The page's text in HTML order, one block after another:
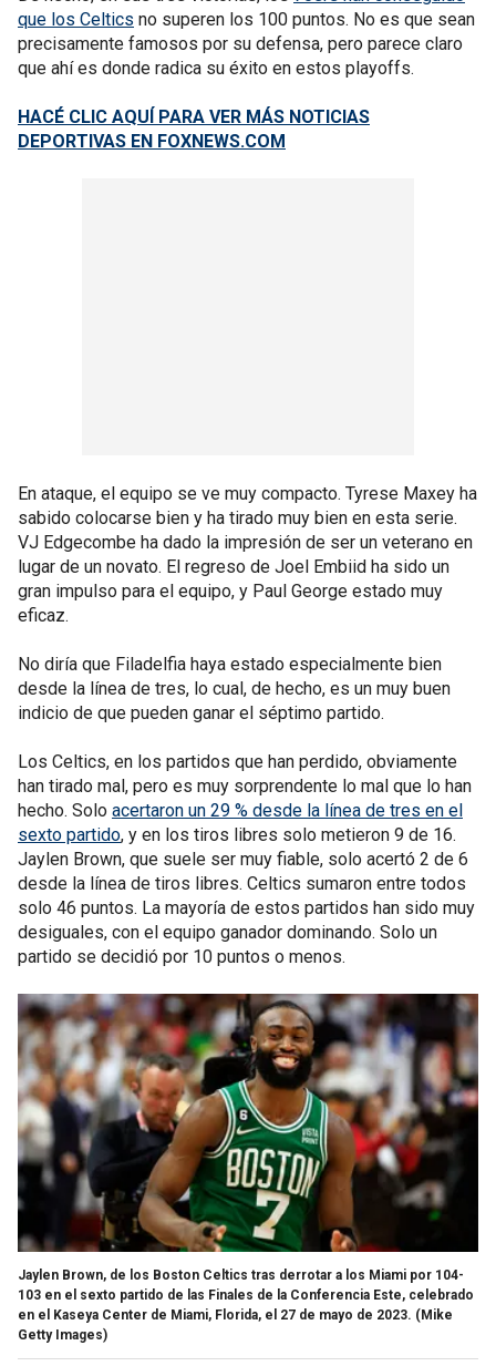
que los Celtics no superen los 100 puntos. No es que sean
precisamente famosos por su defensa, pero parece claro
que ahí es donde radica su éxito en estos playoffs.
HACÉ CLIC AQUÍ PARA VER MÁS NOTICIAS
DEPORTIVAS EN FOXNEWS.COM
En ataque, el equipo se ve muy compacto. Tyrese Maxey ha
sabido colocarse bien y ha tirado muy bien en esta serie.
VJ Edgecombe ha dado la impresión de ser un veterano en
lugar de un novato. El regreso de Joel Embiid ha sido un
gran impulso para el equipo, y Paul George estado muy
eficaz.
No diría que Filadelfia haya estado especialmente bien
desde la línea de tres, lo cual, de hecho, es un muy buen
indicio de que pueden ganar el séptimo partido.
Los Celtics, en los partidos que han perdido, obviamente
han tirado mal, pero es muy sorprendente lo mal que lo han
hecho. Solo acertaron un 29 % desde la línea de tres en el
sexto partido, y en los tiros libres solo metieron 9 de 16.
Jaylen Brown, que suele ser muy fiable, solo acertó 2 de 6
desde la línea de tiros libres. Celtics sumaron entre todos
solo 46 puntos. La mayoría de estos partidos han sido muy
desiguales, con el equipo ganador dominando. Solo un
partido se decidió por 10 puntos o menos.
Jaylen Brown, de los Boston Celtics tras derrotar a los Miami por 104-
103 en el sexto partido de las Finales de la Conferencia Este, celebrado
en el Kaseya Center de Miami, Florida, el 27 de mayo de 2023. (Mike
Getty Images)